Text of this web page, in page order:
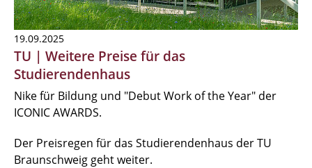
19.09.2025
TU | Weitere Preise für das
Studierendenhaus
Nike für Bildung und "Debut Work of the Year" der
ICONIC AWARDS.
Der Preisregen für das Studierendenhaus der TU
Braunschweig geht weiter.